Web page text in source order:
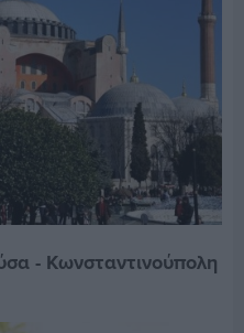
- Κωνσταντινούπολη